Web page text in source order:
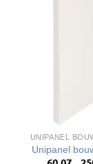
UNIPANEL
Unipanel